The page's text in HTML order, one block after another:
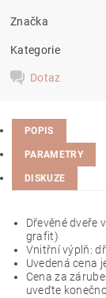
Značka
Kategorie
Dotaz
POPIS
PARAMETRY
DISKUZE
Dřevěné dveře
grafit)
Vnitřní výplň:
Uvedená cena
Cena za
uveďte